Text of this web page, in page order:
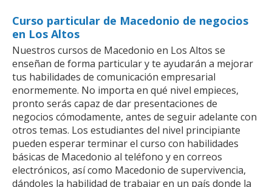
Curso particular de Macedonio de negocios
en Los Altos
Nuestros cursos de Macedonio en Los Altos se
enseñan de forma particular y te ayudarán a mejorar
tus habilidades de comunicación empresarial
enormemente. No importa en qué nivel empieces,
pronto serás capaz de dar presentaciones de
negocios cómodamente, antes de seguir adelante con
otros temas. Los estudiantes del nivel principiante
pueden esperar terminar el curso con habilidades
básicas de Macedonio al teléfono y en correos
electrónicos, así como Macedonio de supervivencia,
dándoles la habilidad de trabajar en un país donde la